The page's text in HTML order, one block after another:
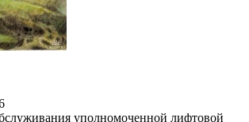
уполномоченной лифтовой